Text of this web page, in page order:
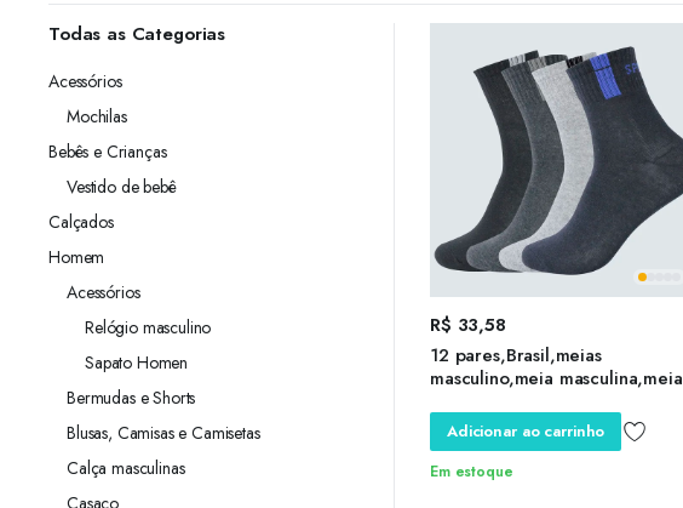
R$ 33,58
12 pares,Brasil,meias
masculino,meia masculina,meia
compressão ,meia anti
derrapante,meia corrida
Adicionar ao carrinho
Em estoque
Todas as Categorias
Acessórios
Mochilas
Bebês e Crianças
Vestido de bebê
Calçados
Homem
Acessórios
Relógio masculino
Sapato Homen
Bermudas e Shorts
Blusas, Camisas e Camisetas
Calça masculinas
Casaco